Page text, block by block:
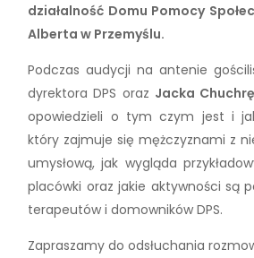
działalność Domu Pomocy
Alberta w Przemyślu.
Podczas audycji na antenie
dyrektora DPS oraz Jacka
opowiedzieli o tym czym jest i
który zajmuje się mężczyznami z
umysłową, jak wygląda
placówki oraz jakie aktywności są
terapeutów i domowników DPS.
Zapraszamy do odsłuchania